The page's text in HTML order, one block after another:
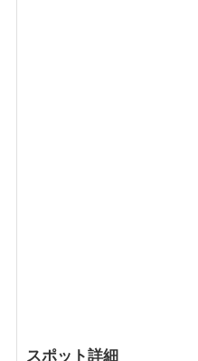
スポット詳細